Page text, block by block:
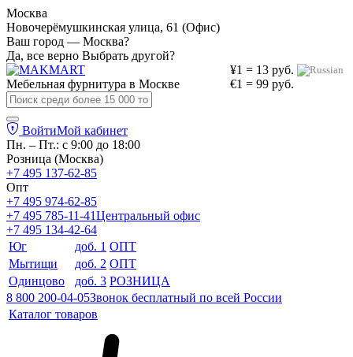
Москва
Новочерёмушкинская улица, 61 (Офис)
Ваш город — Москва?
Да, все верно Выбрать другой?
¥1 = 13 руб.
€1 = 99 руб.
Мебельная фурнитура в Москве
ВойтиМой кабинет
Пн. – Пт.: с 9:00 до 18:00
Розница (Москва)
+7 495 137-62-85
Опт
+7 495 974-62-85
+7 495 785-11-41Центральный офис
+7 495 134-42-64
Юг
доб. 1 ОПТ
Мытищи
доб. 2 ОПТ
Одинцово
доб. 3 РОЗНИЦА
8 800 200-04-05Звонок бесплатный по всей России
Каталог товаров